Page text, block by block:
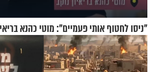
"ניסו לחטוף אותי פעמיים": מוטי כהנא